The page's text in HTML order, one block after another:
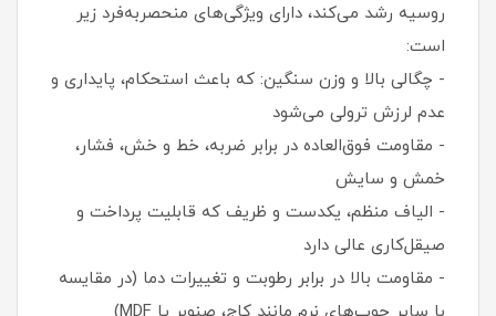
روسیه رشد می‌کند، دارای ویژگی‌های منحصربه‌فرد زیر
است:
- چگالی بالا و وزن سنگین: که باعث استحکام، پایداری و
عدم لرزش ترولی می‌شود
- مقاومت فوق‌العاده در برابر ضربه، خط و خش، فشار،
خمش و سایش
- الیاف منظم، یکدست و ظریف که قابلیت پرداخت و
صیقل‌کاری عالی دارد
- مقاومت بالا در برابر رطوبت و تغییرات دما (در مقایسه